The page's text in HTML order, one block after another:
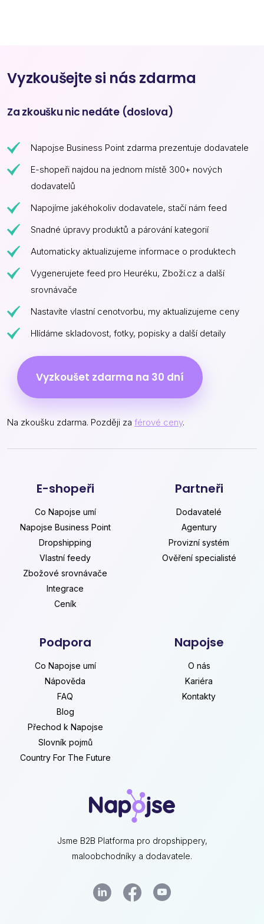
Vyzkoušejte si nás zdarma
Za zkoušku nic nedáte (doslova)
Napojse Business Point zdarma prezentuje dodavatele
E-shopeři najdou na jednom místě 300+ nových
dodavatelů
Napojíme jakéhokoliv dodavatele, stačí nám feed
Snadné úpravy produktů a párování kategorií
Automaticky aktualizujeme informace o produktech
Vygenerujete feed pro Heuréku, Zboží.cz a další
srovnávače
Nastavíte vlastní cenotvorbu, my aktualizujeme ceny
Hlídáme skladovost, fotky, popisky a další detaily
Vyzkoušet zdarma na 30 dní
Na zkoušku zdarma. Později za férové ceny.
Jsme B2B Platforma pro dropshippery,
maloobchodníky a dodavatele.
E-shopeři
Co Napojse umí
Napojse Business Point
Dropshipping
Vlastní feedy
Zbožové srovnávače
Integrace
Ceník
Partneři
Dodavatelé
Agentury
Provizní systém
Ověření specialisté
Podpora
Co Napojse umí
Nápověda
FAQ
Blog
Přechod k Napojse
Slovník pojmů
Country For The Future
Napojse
O nás
Kariéra
Kontakty